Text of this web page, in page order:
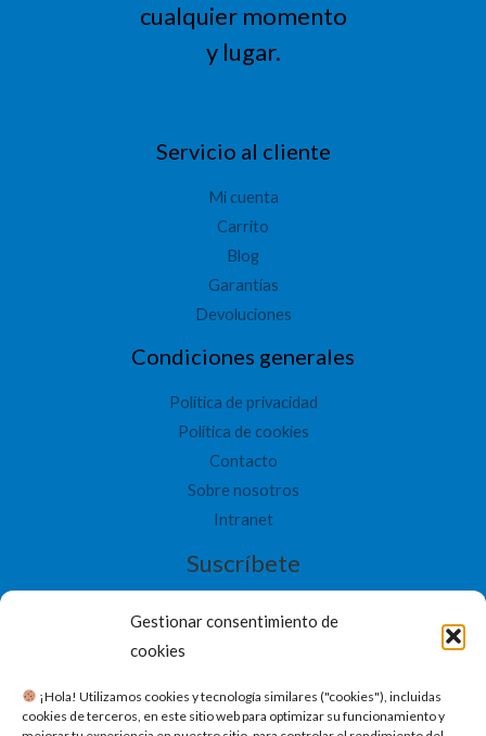
Gestionar consentimiento de
cookies
​ ¡Hola! Utilizamos cookies y tecnología similares ("cookies"), incluidas
cookies de terceros, en este sitio web para optimizar su funcionamiento y
cualquier momento
y lugar.
Servicio al cliente
Mi cuenta
Carrito
Blog
Garantías
Devoluciones
Condiciones generales
Política de privacidad
Política de cookies
Contacto
Sobre nosotros
Intranet
Suscríbete
SUSCRIBETE